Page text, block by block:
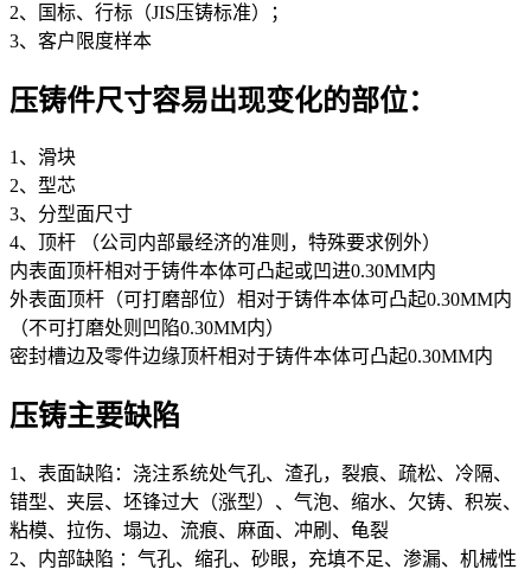
2、国标、行标（JIS压铸标准）；
3、客户限度样本
压铸件尺寸容易出现变化的部位：
1、滑块
2、型芯
3、分型面尺寸
4、顶杆 （公司内部最经济的准则，特殊要求例外）
内表面顶杆相对于铸件本体可凸起或凹进0.30MM内
外表面顶杆（可打磨部位）相对于铸件本体可凸起0.30MM内
（不可打磨处则凹陷0.30MM内）
密封槽边及零件边缘顶杆相对于铸件本体可凸起0.30MM内
压铸主要缺陷
1、表面缺陷：浇注系统处气孔、渣孔，裂痕、疏松、冷隔、
错型、夹层、坯锋过大（涨型）、气泡、缩水、欠铸、积炭、
粘模、拉伤、塌边、流痕、麻面、冲刷、龟裂
2、内部缺陷 ：气孔、缩孔、砂眼，充填不足、渗漏、机械性